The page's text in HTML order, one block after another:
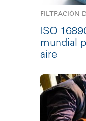
FILTRACIÓN
ISO
mundial
aire